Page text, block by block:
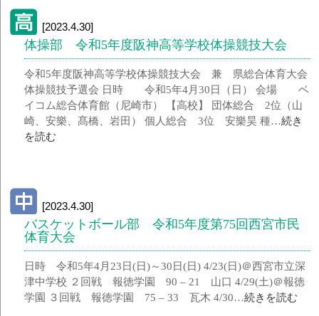
[2023.4.30]
体操部 令和5年度阪神高等学校体操競技大会
令和5年度阪神高等学校体操競技大会 兼 県総合体育大会
体操競技予選会 日時 令和5年4月30日（日） 会場 ベ
イコム総合体育館（尼崎市） 【高校】 団体総合 2位（山
崎、安樂、髙橋、岩田） 個人総合 3位 安樂昊 種…続き
を読む
[2023.4.30]
バスケットボール部 令和5年度第75回西宮市民
体育大会
日時 令和5年4月23日(日)～30日(日) 4/23(日)＠西宮市立深
津中学校 ２回戦 報徳学園 90 – 21 山口 4/29(土)＠報徳
学園 ３回戦 報徳学園 75 – 33 瓦木 4/30…続きを読む